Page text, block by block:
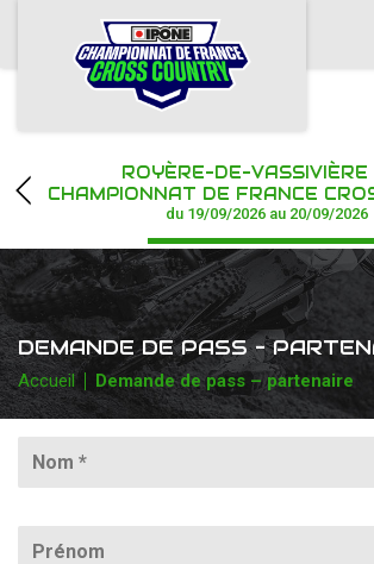
ACCUEIL
ACTUS
CHAMPIONNAT
RÉSULTATS
PHOTOS / WEB TV
PARTENAIRES
ROYÈRE-DE-
CHAMPIONNAT DE FRANCE CROSS
du 19/09/2026 au 20/09/2026
DEMANDE DE PASS –
Accueil Demande de pass – partenaire